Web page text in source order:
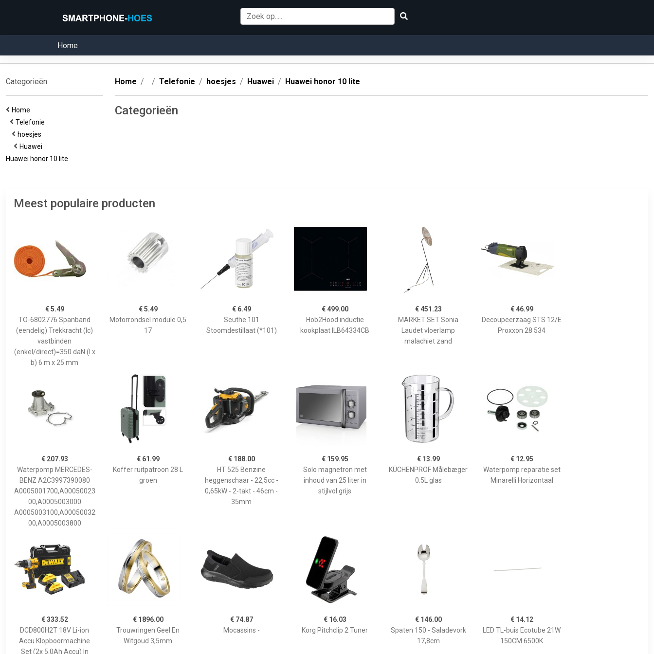
Home
Categorieën
Home
Telefonie
hoesjes
Huawei
Huawei honor 10 lite
Home Telefonie hoesjes Huawei Huawei honor 10 lite
Categorieën
Meest populaire producten
€ 5.49
TO-6802776 Spanband
(eendelig) Trekkracht (lc)
vastbinden
(enkel/direct)=350 daN (l x
b) 6 m x 25 mm
€ 5.49
Motorrondsel module 0,5
17
€ 6.49
Seuthe 101
Stoomdestillaat (*101)
€ 499.00
Hob2Hood inductie
kookplaat ILB64334CB
€ 451.23
MARKET SET Sonia
Laudet vloerlamp
malachiet zand
€ 46.99
Decoupeerzaag STS 12/E
Proxxon 28 534
€ 207.93
Waterpomp MERCEDES-
BENZ A2C3997390080
A0005001700,A00050023
00,A0005003000
A0005003100,A00050032
00,A0005003800
€ 61.99
Koffer ruitpatroon 28 L
groen
€ 188.00
HT 525 Benzine
heggenschaar - 22,5cc -
0,65kW - 2-takt - 46cm -
35mm
€ 159.95
Solo magnetron met
inhoud van 25 liter in
stijlvol grijs
€ 13.99
KÜCHENPROF Målebæger
0.5L glas
€ 12.95
Waterpomp reparatie set
Minarelli Horizontaal
€ 333.52
DCD800H2T 18V Li-ion
Accu Klopboormachine
Set (2x 5.0Ah Accu) In
€ 1896.00
Trouwringen Geel En
Witgoud 3,5mm
€ 74.87
Mocassins -
€ 16.03
Korg Pitchclip 2 Tuner
€ 146.00
Spaten 150 - Saladevork
17,8cm
€ 14.12
LED TL-buis Ecotube 21W
150CM 6500K